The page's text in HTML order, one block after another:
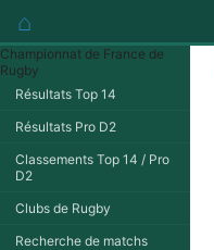
⌂
Championnat de France de
Rugby
Résultats Top 14
Résultats Pro D2
Classements Top 14 / Pro
D2
Clubs de Rugby
Recherche de matchs